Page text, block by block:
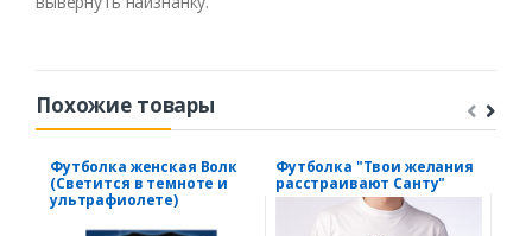
Похожие товары
Футболка женская Волк
(Светится в темноте и
ультрафиолете)
Футболка "Твои желания
расстраивают Санту"